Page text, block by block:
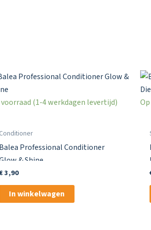
(1-4 werkdagen levertijd)
Conditioner
Balea Professional Conditioner
& Shine
3,90
In winkelwagen